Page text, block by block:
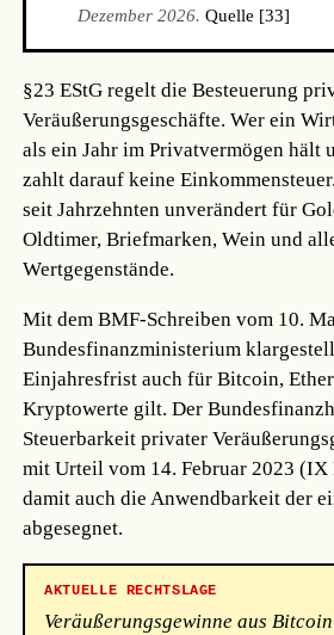
Dezember 2026. Quelle [33]
§23 EStG regelt die Besteuerung
Veräußerungsgeschäfte. Wer ein
als ein Jahr im Privatvermögen hält
zahlt darauf keine
seit Jahrzehnten unverändert für
Oldtimer, Briefmarken, Wein und
Wertgegenstände.
Mit dem BMF-Schreiben vom 10.
Bundesfinanzministerium
Einjahresfrist auch für Bitcoin,
Kryptowerte gilt. Der
Steuerbarkeit privater
mit Urteil vom 14. Februar 2023 (IX
damit auch die Anwendbarkeit der
abgesegnet.
AKTUELLE RECHTSLAGE
Veräußerungsgewinne aus